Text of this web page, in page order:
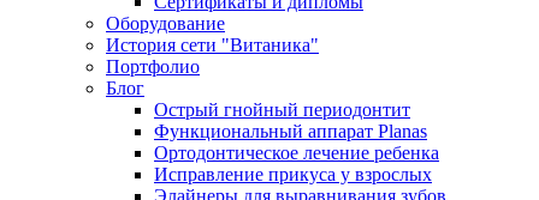
Оборудование
История сети "Витаника"
Портфолио
Блог
Острый гнойный периодонтит
Функциональный аппарат Planas
Ортодонтическое лечение ребенка
Исправление прикуса у взрослых
Элайнеры для выравнивания зубов